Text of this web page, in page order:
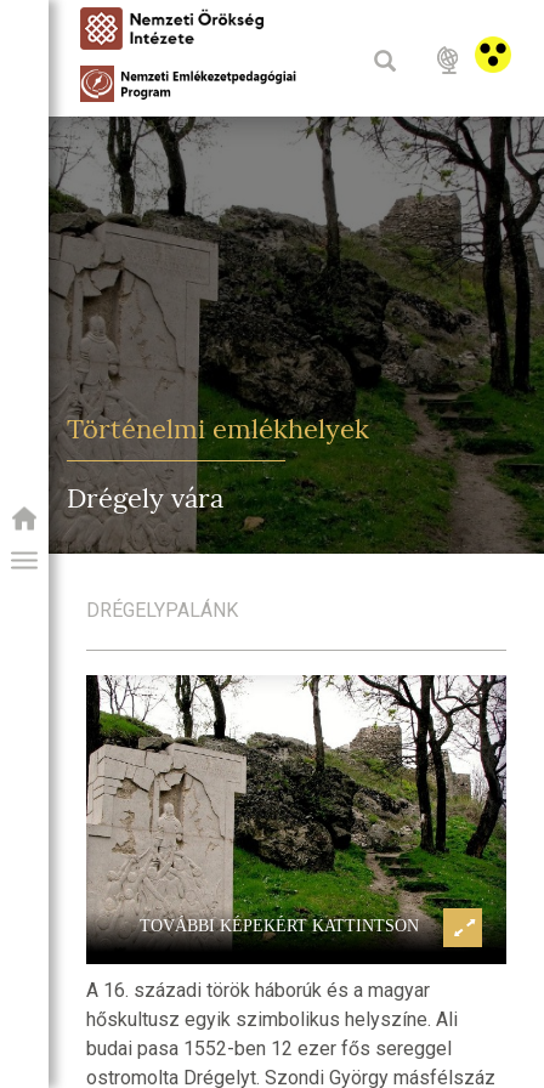
PROGRAM
Történelmi emlékhelyek
Drégely vára
DRÉGELYPALÁNK
TOVÁBBI KÉPEKÉRT KATTINTSON
Drégely vára
A 16. századi török háborúk és a magyar
hőskultusz egyik szimbolikus helyszíne. Ali
budai pasa 1552-ben 12 ezer fős sereggel
ostromolta Drégelyt. Szondi György másfélszáz